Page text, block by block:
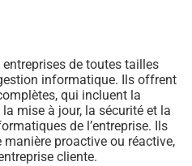
de toutes tailles
informatique. Ils offrent
qui incluent la
mise à jour, la sécurité et la
de l’entreprise. Ils
proactive ou réactive,
cliente.